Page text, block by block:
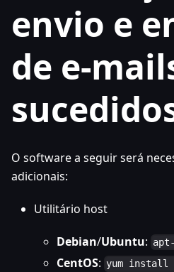
envio e
de e-
O software a seguir será
adicionais:
Utilitário host
Debian/Ubuntu:
CentOS: yum install